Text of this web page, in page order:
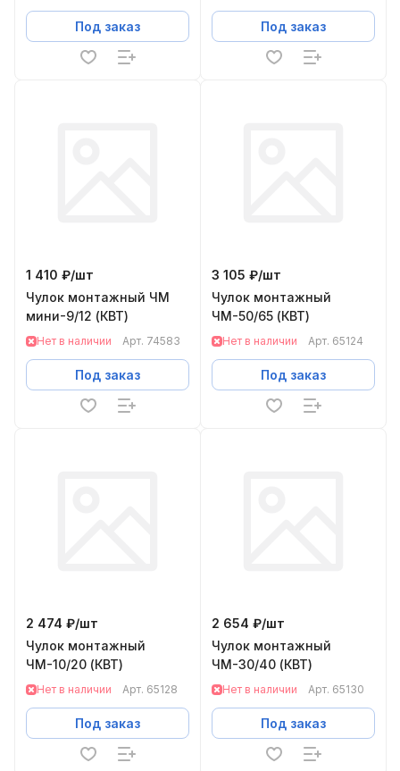
Под заказ Под заказ
1 410 ₽/шт
Чулок монтажный ЧМ
мини-9/12 (КВТ)
Нет в наличии Арт. 74583
Под заказ
3 105 ₽/шт
Чулок монтажный
ЧМ-50/65 (КВТ)
Нет в наличии Арт. 65124
Под заказ
2 474 ₽/шт
Чулок монтажный
ЧМ-10/20 (КВТ)
Нет в наличии Арт. 65128
Под заказ
2 654 ₽/шт
Чулок монтажный
ЧМ-30/40 (КВТ)
Нет в наличии Арт. 65130
Под заказ